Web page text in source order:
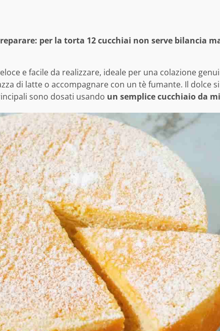
per la torta 12 cucchiai non serve bilancia
e facile da realizzare, ideale per una colazione
di latte o accompagnare con un tè fumante. Il dolce
sono dosati usando un semplice cucchiaio da